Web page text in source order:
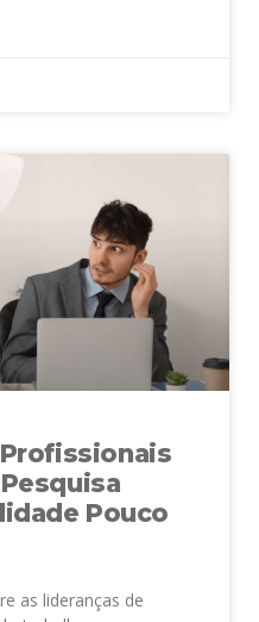
Pouco
as lideranças de